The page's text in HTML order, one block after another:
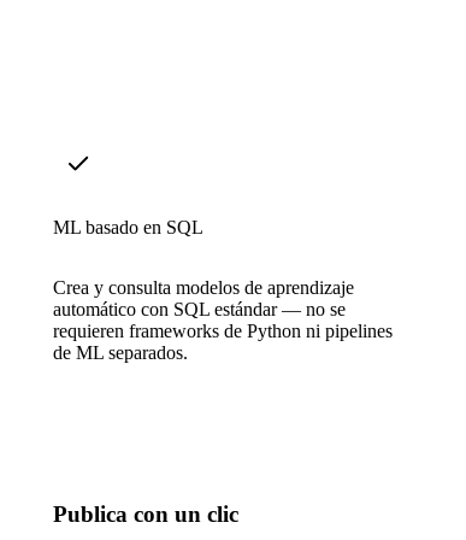
ML basado en SQL
Crea y consulta modelos de aprendizaje
automático con SQL estándar — no se
requieren frameworks de Python ni pipelines
de ML separados.
Publica con un clic